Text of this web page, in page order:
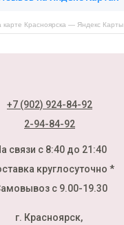
карте Красноярска — Яндекс Карты
связи с 8:40 до 21:40
круглосуточно *
с 9.00-19.30
г. Красноярск,
+7 (902) 924-84-92
2-94-84-92